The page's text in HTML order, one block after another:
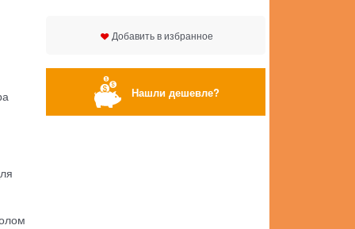
Добавить в избранное
Нашли дешевле?